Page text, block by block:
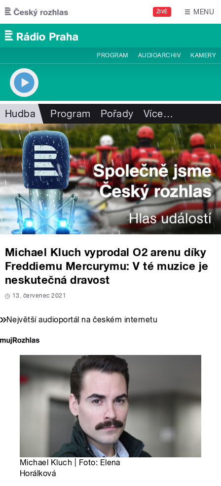
Přejít k hlavnímu obsahu
ŽIVĚ MENU
PROGRAM AUDIOARCHIV KAMERY
Hudba Program Pořady Více…
Michael Kluch vyprodal O2 arenu díky
Freddiemu Mercurymu: V té muzice je
neskutečná dravost
13. červenec 2021
Největší audioportál na českém internetu
Michael Kluch | Foto: Elena
Horálková